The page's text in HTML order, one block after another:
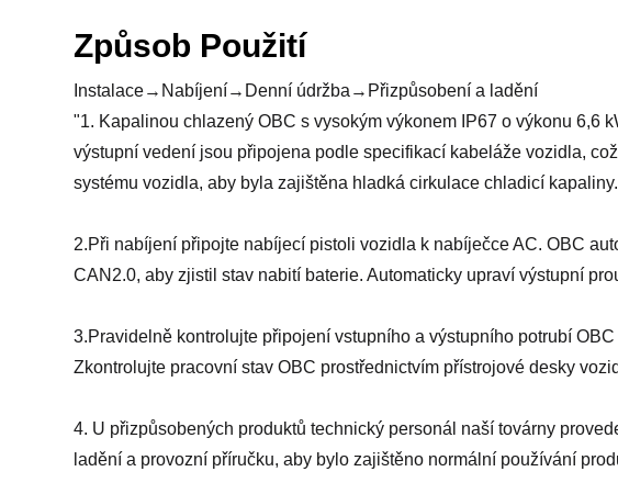
Způsob Použití
Instalace→Nabíjení→Denní údržba→Přizpůsobení a ladění
"1. Kapalinou chlazený OBC s vysokým výkonem IP67 o výkonu 6,6
výstupní vedení jsou připojena podle specifikací kabeláže vozidla,
systému vozidla, aby byla zajištěna hladká cirkulace chladicí kapaliny.
2.Při nabíjení připojte nabíjecí pistoli vozidla k nabíječce AC. OBC
CAN2.0, aby zjistil stav nabití baterie. Automaticky upraví výstupní
3.Pravidelně kontrolujte připojení vstupního a výstupního potrubí
Zkontrolujte pracovní stav OBC prostřednictvím přístrojové desky
4. U přizpůsobených produktů technický personál naší továrny
ladění a provozní příručku, aby bylo zajištěno normální používání